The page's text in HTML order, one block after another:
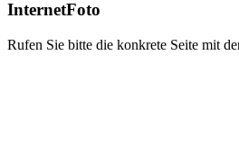
InternetFoto
Rufen Sie bitte die konkrete Seite mit